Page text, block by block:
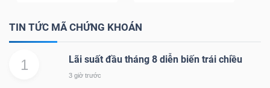
TIN TỨC MÃ CHỨNG KHOÁN
1 Lãi suất đầu tháng 8 diễn biến trái chiều
3 giờ trước